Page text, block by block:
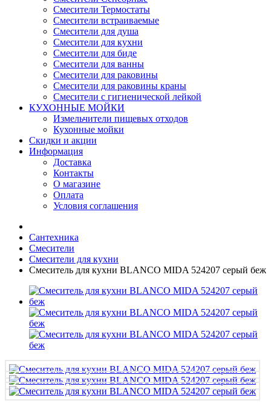
Смесители Термостаты
Смесители встраиваемые
Смесители для душа
Смесители для кухни
Смесители для биде
Смесители для ванны
Смесители для раковины
Смесители для раковины краны
Смесители с гигиенической лейкой
КУХОННЫЕ МОЙКИ
Измельчители пищевых отходов
Кухонные мойки
Скидки и акции
Информация
Доставка
Контакты
О магазине
Оплата
Условия соглашения
Сантехника
Смесители
Смесители для кухни
Смеситель для кухни BLANCO MIDA 524207 серый беж